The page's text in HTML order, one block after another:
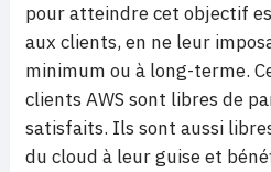
pour atteindre cet objectif
aux clients, en ne leur
minimum ou à long-terme.
clients AWS sont libres de
satisfaits. Ils sont aussi
du cloud à leur guise et